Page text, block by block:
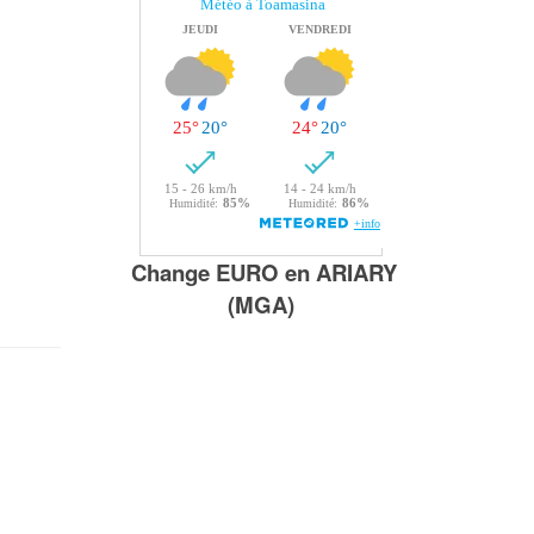
Change EURO en ARIARY
(MGA)